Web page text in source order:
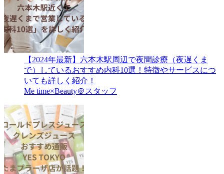
【2024年最新】六本木駅周辺で夜間診療（夜遅くま
で）しているおすすめ内科10選！特徴やサービスにつ
いても詳しく紹介！
Me time×Beauty＠スタッフ